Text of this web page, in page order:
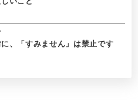
、「すみません」は禁止です